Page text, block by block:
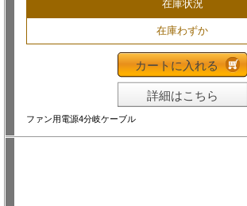
在庫状況
在庫わずか
カートに入れる
詳細はこちら
ファン用電源4分岐ケーブル